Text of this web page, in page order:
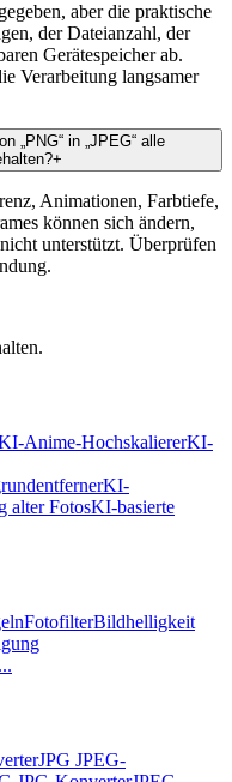
aber die praktische
der Dateianzahl, der
Gerätespeicher ab.
Verarbeitung langsamer
„PNG“ in „JPEG“ alle
+
Animationen, Farbtiefe,
können sich ändern,
unterstützt. Überprüfen
Anime-HochskaliererKI-
KI-
alter FotosKI-basierte
FotofilterBildhelligkeit
JPG JPEG-